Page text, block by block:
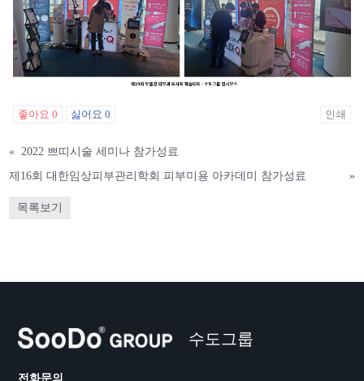
좋아요0 싫어요0 인쇄
« 2022 쁘띠시술 세미나 참가성료
제16회 대한임상피부관리학회 피부미용 아카데미 참가성료
»
목록보기
수도그룹
전화문의